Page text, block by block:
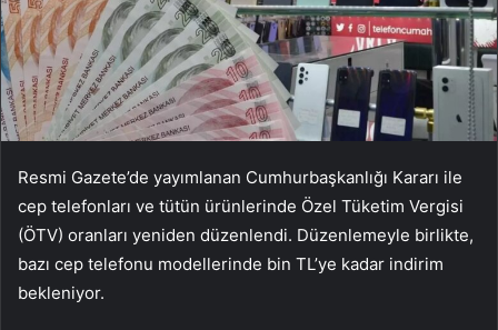
Resmi Gazete’de yayımlanan Cumhurbaşkanlığı Kararı ile
cep telefonları ve tütün ürünlerinde Özel Tüketim Vergisi
(ÖTV) oranları yeniden düzenlendi. Düzenlemeyle birlikte,
bazı cep telefonu modellerinde bin TL’ye kadar indirim
bekleniyor.